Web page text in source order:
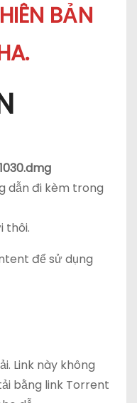
BẢN
dẫn đi kèm trong
thôi.
để sử dụng
Link này không
bằng link Torrent